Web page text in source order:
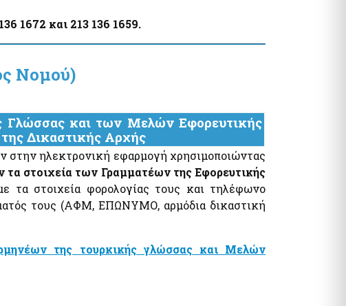
1672 και 213 136 1659.
Νομού)
και των Μελών Εφορευτικής
Δικαστικής Αρχής
στην ηλεκτρονική εφαρμογή χρησιμοποιώντας
τα στοιχεία των Γραμματέων της Εφορευτικής
στοιχεία φορολογίας τους και τηλέφωνο
τους (ΑΦΜ, ΕΠΩΝΥΜΟ, αρμόδια δικαστική
της τουρκικής γλώσσας και Μελών